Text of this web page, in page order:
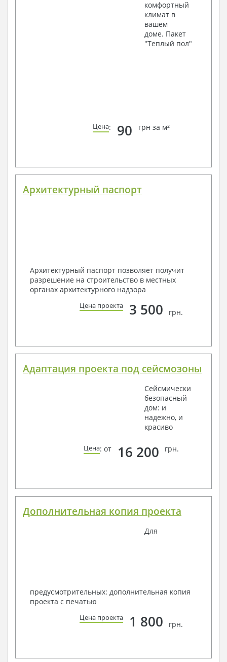
комфортный
климат в
вашем
доме. Пакет
"Теплый пол"
Цена: 90 грн за м²
Архитектурный паспорт
Архитектурный паспорт позволяет получит
разрешение на строительство в местных
органах архитектурного надзора
Цена проекта 3 500 грн.
Адаптация проекта под сейсмозоны
Сейсмически
безопасный
дом: и
надежно, и
красиво
Цена: от 16 200 грн.
Дополнительная копия проекта
Для
предусмотрительных: дополнительная копия
проекта с печатью
Цена проекта 1 800 грн.